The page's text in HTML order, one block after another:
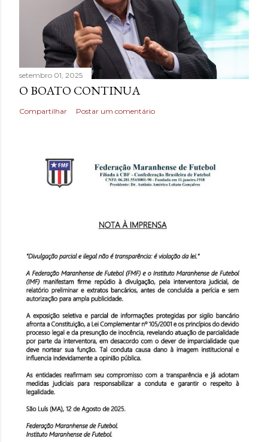
setembro 01, 2025
O BOATO CONTINUA
Compartilhar Postar um comentário